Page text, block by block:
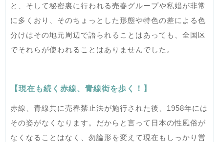
と、そして秘密裏に行われる売春グループや私娼が非常
に多くおり、そのちょっとした形態や特色の差による色
分けはその地元周辺で語られることはあっても、全国区
でそれらが使われることはありませんでした。
【現在も続く赤線、青線街を歩く！】
赤線、青線共に売春禁止法が施行された後、1958年には
その姿がなくなります。だからと言って日本の性風俗が
なくなることはなく、勿論形を変えて現在もしっかり営